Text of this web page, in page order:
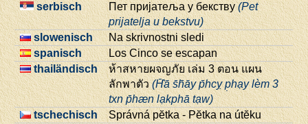
serbisch
Пет пријатеља у бекству(Pet
prijatelja u bekstvu)
slowenisch
Na skrivnostni sledi
spanisch
Los Cinco se escapan
thailändisch
ห้าสหายผจญภัย เล่ม 3 ตอน แผน
ลักพาตัว(H̄̂ā s̄h̄āy p̄hcỵ p̣hạy lèm 3
txn p̄hæn lạkphā tạw)
tschechisch
Správná pĕtka - Pĕtka na útĕku